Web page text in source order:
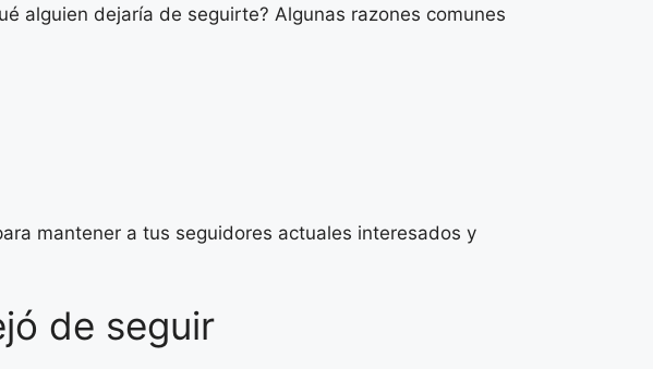
alguien dejaría de seguirte? Algunas razones comunes
mantener a tus seguidores actuales interesados y
de seguir